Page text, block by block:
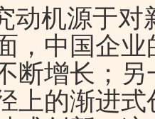
动机源于对
，中国企
断增长；
上的渐进